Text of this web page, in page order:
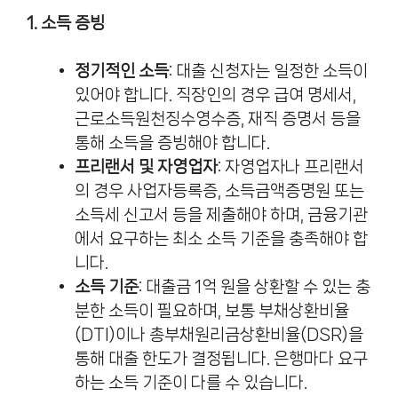
1. 소득 증빙
정기적인 소득: 대출 신청자는 일정한 소득이
있어야 합니다. 직장인의 경우 급여 명세서,
근로소득원천징수영수증, 재직 증명서 등을
통해 소득을 증빙해야 합니다.
프리랜서 및 자영업자: 자영업자나 프리랜서
의 경우 사업자등록증, 소득금액증명원 또는
소득세 신고서 등을 제출해야 하며, 금융기관
에서 요구하는 최소 소득 기준을 충족해야 합
니다.
소득 기준: 대출금 1억 원을 상환할 수 있는 충
분한 소득이 필요하며, 보통 부채상환비율
(DTI)이나 총부채원리금상환비율(DSR)을
통해 대출 한도가 결정됩니다. 은행마다 요구
하는 소득 기준이 다를 수 있습니다.